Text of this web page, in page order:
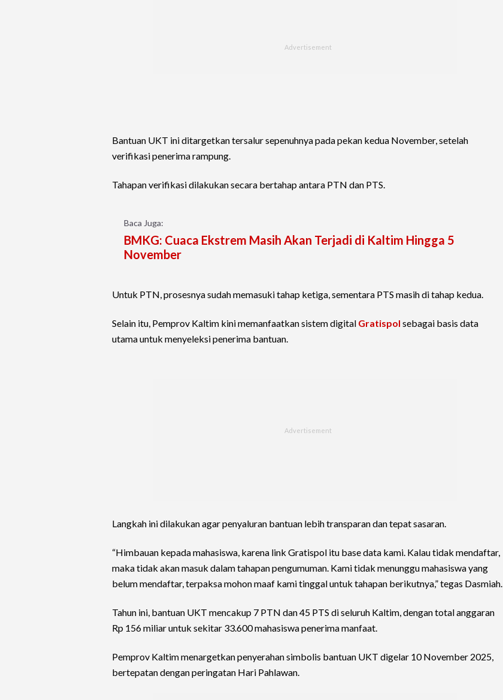
Bantuan UKT ini ditargetkan tersalur sepenuhnya pada pekan kedua November, setelah
verifikasi penerima rampung.
Tahapan verifikasi dilakukan secara bertahap antara PTN dan PTS.
Baca Juga:
BMKG: Cuaca Ekstrem Masih Akan Terjadi di Kaltim Hingga 5
November
Untuk PTN, prosesnya sudah memasuki tahap ketiga, sementara PTS masih di tahap kedua.
Selain itu, Pemprov Kaltim kini memanfaatkan sistem digital Gratispol sebagai basis data
utama untuk menyeleksi penerima bantuan.
Langkah ini dilakukan agar penyaluran bantuan lebih transparan dan tepat sasaran.
“Himbauan kepada mahasiswa, karena link Gratispol itu base data kami. Kalau tidak mendaftar,
maka tidak akan masuk dalam tahapan pengumuman. Kami tidak menunggu mahasiswa yang
belum mendaftar, terpaksa mohon maaf kami tinggal untuk tahapan berikutnya,” tegas Dasmiah.
Tahun ini, bantuan UKT mencakup 7 PTN dan 45 PTS di seluruh Kaltim, dengan total anggaran
Rp 156 miliar untuk sekitar 33.600 mahasiswa penerima manfaat.
Pemprov Kaltim menargetkan penyerahan simbolis bantuan UKT digelar 10 November 2025,
bertepatan dengan peringatan Hari Pahlawan.